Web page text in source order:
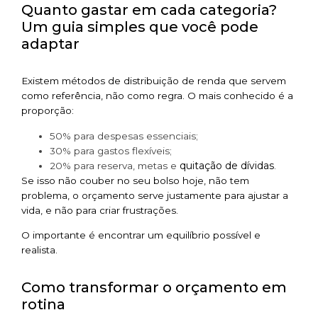
Quanto gastar em cada categoria?
Um guia simples que você pode
adaptar
Existem métodos de distribuição de renda que servem
como referência, não como regra. O mais conhecido é a
proporção:
50% para despesas essenciais;
30% para gastos flexíveis;
20% para reserva, metas e quitação de dívidas
Se isso não couber no seu bolso hoje, não tem
problema, o orçamento serve justamente para ajustar a
vida, e não para criar frustrações.
O importante é encontrar um equilíbrio possível e
realista.
Como transformar o orçamento em
rotina